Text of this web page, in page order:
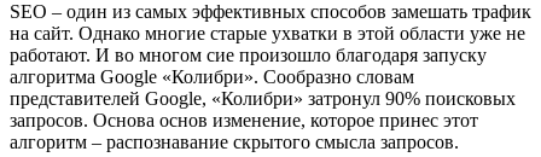
SEO – один из самых эффективных способов замешать трафик
на сайт. Однако многие старые ухватки в этой области уже не
работают. И во многом сие произошло благодаря запуску
алгоритма Google «Колибри». Сообразно словам
представителей Google, «Колибри» затронул 90% поисковых
запросов. Основа основ изменение, которое принес этот
алгоритм – распознавание скрытого смысла запросов.